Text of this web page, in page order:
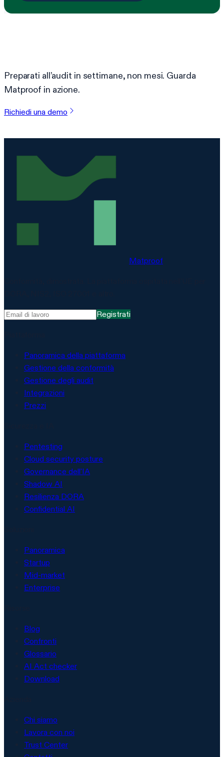
Preparati all’audit in settimane, non mesi. Guarda
Matproof in azione.
Richiedi una demo
Matproof
Registrati
Panoramica della piattaforma
Gestione della conformità
Gestione degli audit
Integrazioni
Prezzi
Pentesting
Cloud security posture
Governance dell'IA
Shadow AI
Resilienza DORA
Confidential AI
Panoramica
Startup
Mid-market
Enterprise
Blog
Confronti
Glossario
AI Act checker
Download
Chi siamo
Lavora con noi
Trust Center